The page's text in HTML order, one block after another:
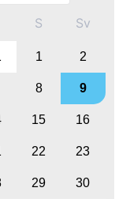
S Sv
1 2
8 9
15 16
22 23
29 30